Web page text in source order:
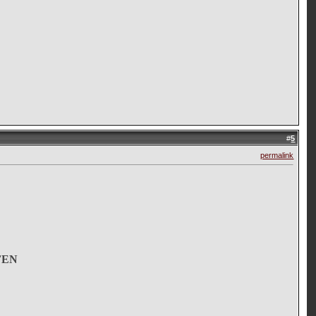
#5
permalink